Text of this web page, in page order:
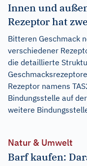
Innen und
Rezeptor hat
Bitteren Geschmack
verschiedener
die detaillierte
Rezeptor namens
Bindungsstelle auf
weitere
Natur & Umwelt
Barf kaufen: